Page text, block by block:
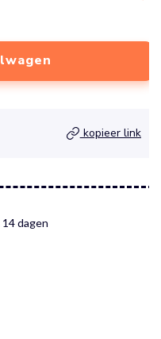
kopieer link
dagen